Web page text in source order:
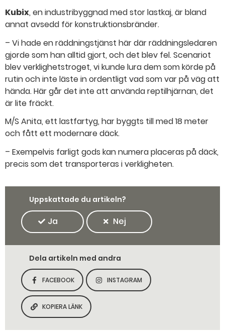
Kubix, en industribyggnad med stor lastkaj, är bland
annat avsedd för konstruktionsbränder.
– Vi hade en räddningstjänst här där räddningsledaren
gjorde som han alltid gjort, och det blev fel. Scenariot
blev verklighetstroget, vi kunde lura dem som körde på
rutin och inte läste in ordentligt vad som var på väg att
hända. Här går det inte att använda reptilhjärnan, det
är lite fräckt.
M/S Anita, ett lastfartyg, har byggts till med 18 meter
och fått ett modernare däck.
– Exempelvis farligt gods kan numera placeras på däck,
precis som det transporteras i verkligheten.
Uppskattade du artikeln?
Ja Nej
Dela artikeln med andra
DELA SIDAN PÅ
FACEBOOK
DELA SIDAN PÅ
INSTAGRAM
KOPIERA SIDANS LÄNK
KOPIERA LÄNK